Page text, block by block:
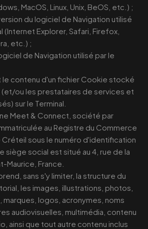
MacOS, Linux, Unix, BeOS, etc.) ;
du logiciel de Navigation utilisé
(Internet Explorer, Safari, Firefox,
etc.) ;
de Navigation utilisé par le
le contenu d'un fichier Cookie stocké
(et/ou les prestataires de services et
sur le Terminal.
Meet & Connect, société par
au Registre du Commerce
sous le numéro d'identification
siège social est situé au 4, rue de la
Maurice, France.
sans s'y limiter, la structure du
les images, illustrations, photos,
marques, logos, acronymes, noms
audiovisuelles, multimédia, contenu
ainsi que tout autre contenu inclus